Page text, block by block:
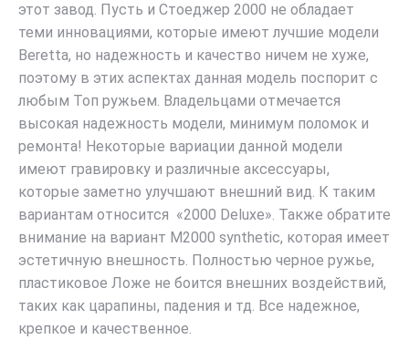
этот завод. Пусть и Стоеджер 2000 не обладает
теми инновациями, которые имеют лучшие модели
Beretta, но надежность и качество ничем не хуже,
поэтому в этих аспектах данная модель поспорит с
любым Топ ружьем. Владельцами отмечается
высокая надежность модели, минимум поломок и
ремонта! Некоторые вариации данной модели
имеют гравировку и различные аксессуары,
которые заметно улучшают внешний вид. К таким
вариантам относится «2000 Deluxe». Также обратите
внимание на вариант M2000 synthetic, которая имеет
эстетичную внешность. Полностью черное ружье,
пластиковое Ложе не боится внешних воздействий,
таких как царапины, падения и тд. Все надежное,
крепкое и качественное.